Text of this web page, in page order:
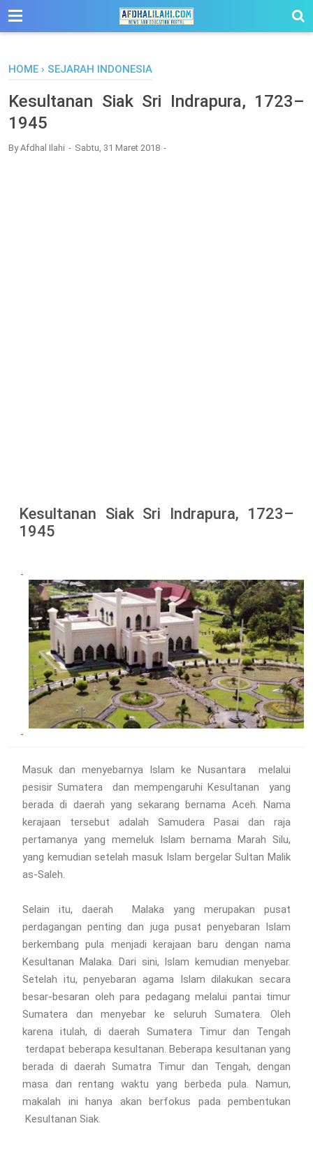
-->
HOME › SEJARAH INDONESIA
Kesultanan Siak Sri Indrapura, 1723–
1945
ByAfdhal Ilahi Sabtu, 31 Maret 2018
Kesultanan Siak Sri Indrapura, 1723–
1945
Masuk dan menyebarnya Islam ke Nusantara melalui
pesisir Sumatera dan mempengaruhi Kesultanan yang
berada di daerah yang sekarang bernama Aceh. Nama
kerajaan tersebut adalah Samudera Pasai dan raja
pertamanya yang memeluk Islam bernama Marah Silu,
yang kemudian setelah masuk Islam bergelar Sultan Malik
as-Saleh.
Selain itu, daerah Malaka yang merupakan pusat
perdagangan penting dan juga pusat penyebaran Islam
berkembang pula menjadi kerajaan baru dengan nama
Kesultanan Malaka. Dari sini, Islam kemudian menyebar.
Setelah itu, penyebaran agama Islam dilakukan secara
besar-besaran oleh para pedagang melalui pantai timur
Sumatera dan menyebar ke seluruh Sumatera. Oleh
karena itulah, di daerah Sumatera Timur dan Tengah
terdapat beberapa kesultanan. Beberapa kesultanan yang
berada di daerah Sumatra Timur dan Tengah, dengan
masa dan rentang waktu yang berbeda pula. Namun,
makalah ini hanya akan berfokus pada pembentukan
Kesultanan Siak.